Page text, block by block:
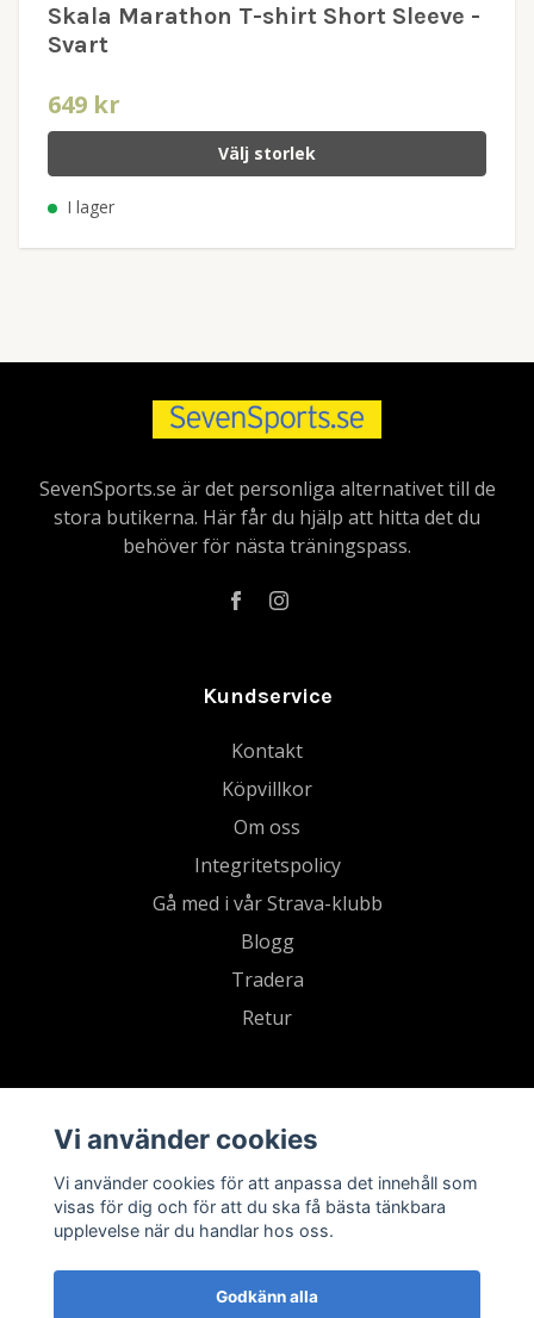
Skala Marathon T-shirt Short Sleeve -
Svart
649 kr
Välj storlek
I lager
SevenSports.se är det personliga alternativet till de
stora butikerna. Här får du hjälp att hitta det du
behöver för nästa träningspass.
Kundservice
Kontakt
Köpvillkor
Om oss
Integritetspolicy
Gå med i vår Strava-klubb
Blogg
Tradera
Retur
Vi använder cookies
Vi använder cookies för att anpassa det innehåll som
visas för dig och för att du ska få bästa tänkbara
upplevelse när du handlar hos oss.
Godkänn alla